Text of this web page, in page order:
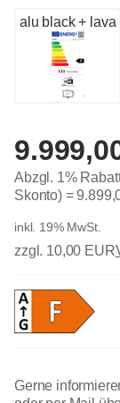
alu black + lava
Abzgl. 1%
Skonto) =
inkl. 19% MwSt.
zzgl. 10,00 EUR
Gerne